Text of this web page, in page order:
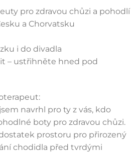
pro zdravou chůzi a pohodlí
a Chorvatsku
i do divadla
– ustřihněte hned pod
navrhl pro ty z vás, kdo
boty pro zdravou chůzi.
prostoru pro přirozený
chodidla před tvrdými